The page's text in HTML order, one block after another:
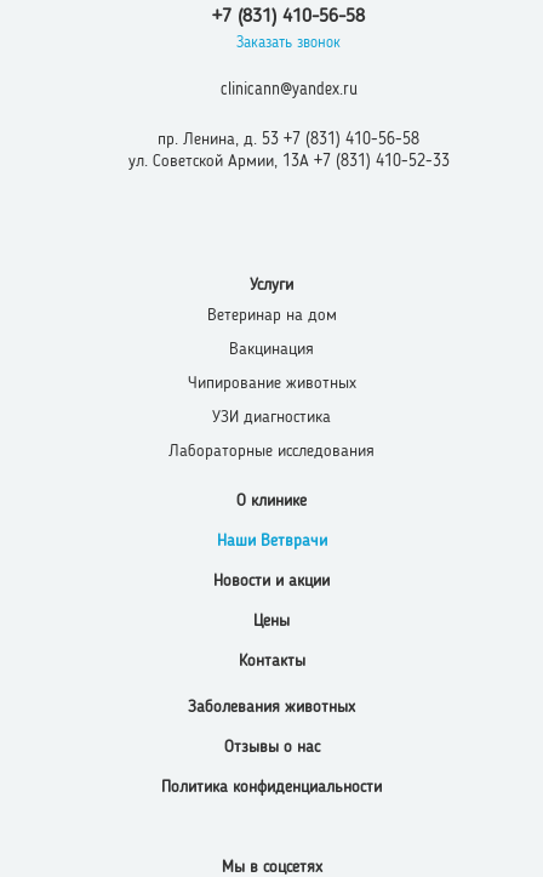
+7 (831) 410-56-58
Заказать звонок
clinicann@yandex.ru
пр. Ленина, д. 53 +7 (831) 410-56-58
ул. Советской Армии, 13А +7 (831) 410-52-33
Услуги
Ветеринар на дом
Вакцинация
Чипирование животных
УЗИ диагностика
Лабораторные исследования
О клинике
Наши Ветврачи
Новости и акции
Цены
Контакты
Заболевания животных
Отзывы о нас
Политика конфиденциальности
Мы в соцсетях